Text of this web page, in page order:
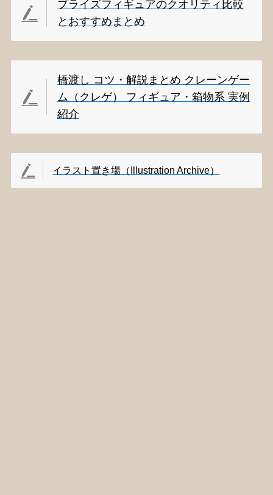
プライズフィギュアのクオリティ比較
とおすすめまとめ
橋渡し コツ・解説まとめ クレーンゲー
ム（クレゲ） フィギュア・箱物系 実例
紹介
イラスト置き場（Illustration Archive）